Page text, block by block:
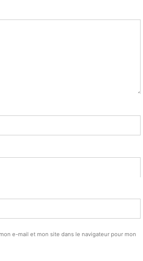
e-mail et mon site dans le navigateur pour mon